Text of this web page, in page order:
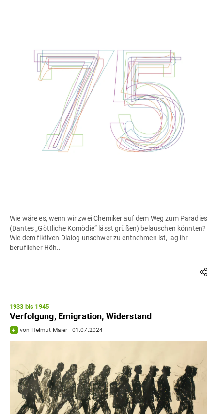
Wie wäre es, wenn wir zwei Chemiker auf dem Weg zum Paradies
(Dantes „Göttliche Komödie“ lässt grüßen) belauschen könnten?
Wie dem fiktiven Dialog unschwer zu entnehmen ist, lag ihr
beruflicher Höh...
1933 bis 1945
Verfolgung, Emigration, Widerstand
von Helmut Maier · 01.07.2024